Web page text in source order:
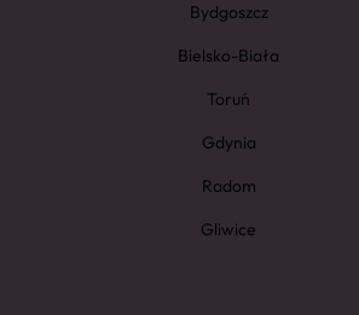
Bydgoszcz
Bielsko-Biała
Toruń
Gdynia
Radom
Gliwice